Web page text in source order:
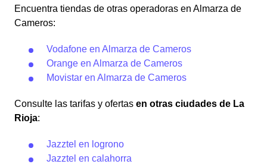
Encuentra tiendas de otras operadoras en Almarza de
Cameros:
Vodafone en Almarza de Cameros
Orange en Almarza de Cameros
Movistar en Almarza de Cameros
Consulte las tarifas y ofertas en otras ciudades de La
Rioja:
Jazztel en logrono
Jazztel en calahorra